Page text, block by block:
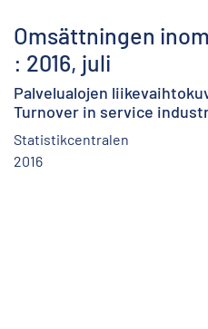
Omsättningen
: 2016, juli
Palvelualojen
Turnover in service
Statistikcentralen
2016